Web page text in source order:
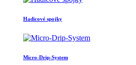
Hadicové spojky
Micro-Drip-System